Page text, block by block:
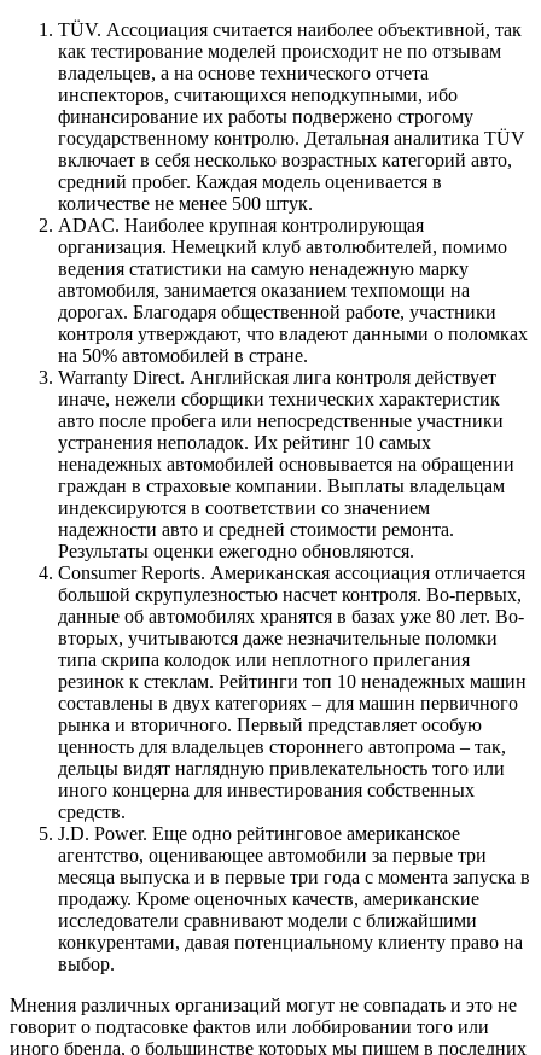
TÜV. Ассоциация считается наиболее объективной, так
как тестирование моделей происходит не по отзывам
владельцев, а на основе технического отчета
инспекторов, считающихся неподкупными, ибо
финансирование их работы подвержено строгому
государственному контролю. Детальная аналитика TÜV
включает в себя несколько возрастных категорий авто,
средний пробег. Каждая модель оценивается в
количестве не менее 500 штук.
ADAC. Наиболее крупная контролирующая
организация. Немецкий клуб автолюбителей, помимо
ведения статистики на самую ненадежную марку
автомобиля, занимается оказанием техпомощи на
дорогах. Благодаря общественной работе, участники
контроля утверждают, что владеют данными о поломках
на 50% автомобилей в стране.
Warranty Direct. Английская лига контроля действует
иначе, нежели сборщики технических характеристик
авто после пробега или непосредственные участники
устранения неполадок. Их рейтинг 10 самых
ненадежных автомобилей основывается на обращении
граждан в страховые компании. Выплаты владельцам
индексируются в соответствии со значением
надежности авто и средней стоимости ремонта.
Результаты оценки ежегодно обновляются.
Consumer Reports. Американская ассоциация отличается
большой скрупулезностью насчет контроля. Во-первых,
данные об автомобилях хранятся в базах уже 80 лет. Во-
вторых, учитываются даже незначительные поломки
типа скрипа колодок или неплотного прилегания
резинок к стеклам. Рейтинги топ 10 ненадежных машин
составлены в двух категориях – для машин первичного
рынка и вторичного. Первый представляет особую
ценность для владельцев стороннего автопрома – так,
дельцы видят наглядную привлекательность того или
иного концерна для инвестирования собственных
средств.
J.D. Power. Еще одно рейтинговое американское
агентство, оценивающее автомобили за первые три
месяца выпуска и в первые три года с момента запуска в
продажу. Кроме оценочных качеств, американские
исследователи сравнивают модели с ближайшими
конкурентами, давая потенциальному клиенту право на
выбор.
Мнения различных организаций могут не совпадать и это не
говорит о подтасовке фактов или лоббировании того или
иного бренда, о большинстве которых мы пишем в последних